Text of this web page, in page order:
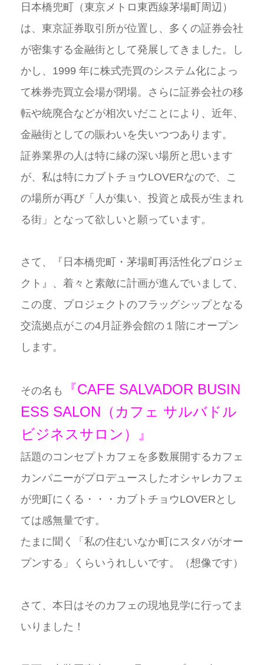
日本橋兜町（東京メトロ東西線茅場町周辺）
は、東京証券取引所が位置し、多くの証券会社
が密集する金融街として発展してきました。し
かし、1999 年に株式売買のシステム化によっ
て株券売買立会場が閉場。さらに証券会社の移
転や統廃合などが相次いだことにより、近年、
金融街としての賑わいを失いつつあります。
証券業界の人は特に縁の深い場所と思います
が、私は特にカブトチョウLOVERなので、こ
の場所が再び「人が集い、投資と成長が生まれ
る街」となって欲しいと願っています。
さて、『日本橋兜町・茅場町再活性化プロジェ
クト』、着々と素敵に計画が進んでいまして、
この度、プロジェクトのフラッグシップとなる
交流拠点がこの4月証券会館の１階にオープン
します。
その名も
『CAFE SALVADOR BUSIN
ESS SALON（カフェ サルバドル
ビジネスサロン）』
話題のコンセプトカフェを多数展開するカフェ
カンパニーがプロデュースしたオシャレカフェ
が兜町にくる・・・カブトチョウLOVERとし
ては感無量です。
たまに聞く「私の住むいなか町にスタバがオー
プンする」くらいうれしいです。（想像です）
さて、本日はそのカフェの現地見学に行ってま
いりました！